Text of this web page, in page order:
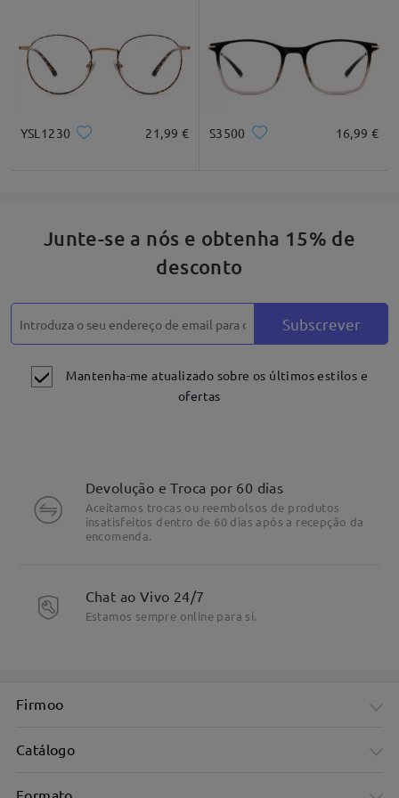
Estilo atemporal de vintage com os óculos ovais
YSL1230 21,99 € S3500 16,99 €
Junte-se a nós e obtenha 15% de
desconto
Subscrever
Mantenha-me atualizado sobre os últimos estilos e
ofertas
Devolução e Troca por 60 dias
Aceitamos trocas ou reembolsos de produtos
insatisfeitos dentro de 60 dias após a recepção da
encomenda.
Chat ao Vivo 24/7
Estamos sempre online para si.
Firmoo
Catálogo
Formato